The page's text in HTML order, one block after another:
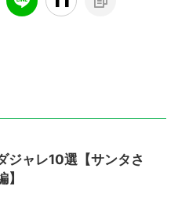
ジャレ10選【サンタさ